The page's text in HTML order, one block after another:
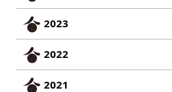
2023
2022
2021